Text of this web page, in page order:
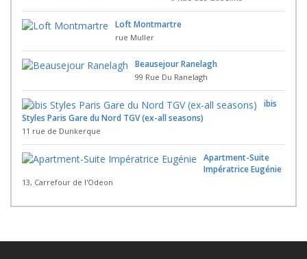
Loft Montmartre
rue Muller
Beausejour Ranelagh
99 Rue Du Ranelagh
ibis
Styles Paris Gare du Nord TGV (ex-all seasons)
11 rue de Dunkerque
Apartment-Suite
Impératrice Eugénie
13, Carrefour de l'Odeon